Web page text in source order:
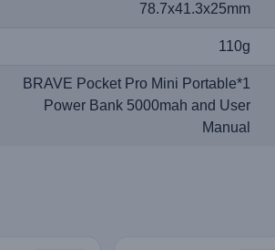
78.7x41.3x25mm
110g
1*BRAVE Pocket Pro Mini Portable
Power Bank 5000mah and User
Manual